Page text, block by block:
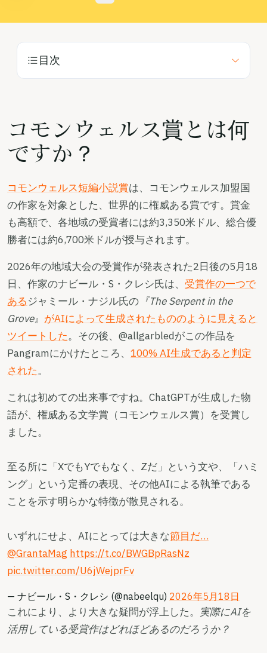
営業部へのお問い合わせ
ログイン
目次
コモンウェルス賞とは何
ですか？
コモンウェルス短編小説賞は、コモンウェルス加盟国
の作家を対象とした、世界的に権威ある賞です。賞金
も高額で、各地域の受賞者には約3,350米ドル、総合優
勝者には約6,700米ドルが授与されます。
2026年の地域大会の受賞作が発表された2日後の5月18
日、作家のナビール・S・クレシ氏は、 受賞作の一つで
あるジャミール・ナジル氏の 『The Serpent in the
Grove』 がAIによって生成されたもののように見えると
ツイートした。その後、@allgarbledがこの作品を
Pangramにかけたところ、 100% AI生成であると判定
された。
これは初めての出来事ですね。ChatGPTが生成した物
語が、権威ある文学賞（コモンウェルス賞）を受賞し
ました。
至る所に「XでもYでもなく、Zだ」という文や、「ハミ
ング」という定番の表現、その他AIによる執筆である
ことを示す明らかな特徴が散見される。
いずれにせよ、AIにとっては大きな節目だ…
@GrantaMag https://t.co/BWGBpRasNz
pic.twitter.com/U6jWejprFv
— ナビール・S・クレシ (@nabeelqu) 2026年5月18日
これにより、より大きな疑問が浮上した。 実際にAIを
活用している受賞作はどれほどあるのだろうか？